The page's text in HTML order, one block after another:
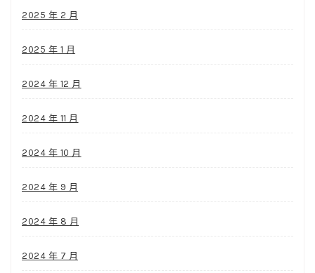
2025 年 2 月
2025 年 1 月
2024 年 12 月
2024 年 11 月
2024 年 10 月
2024 年 9 月
2024 年 8 月
2024 年 7 月